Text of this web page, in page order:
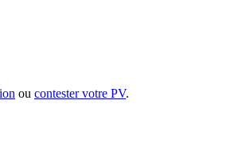
ou contester votre PV.